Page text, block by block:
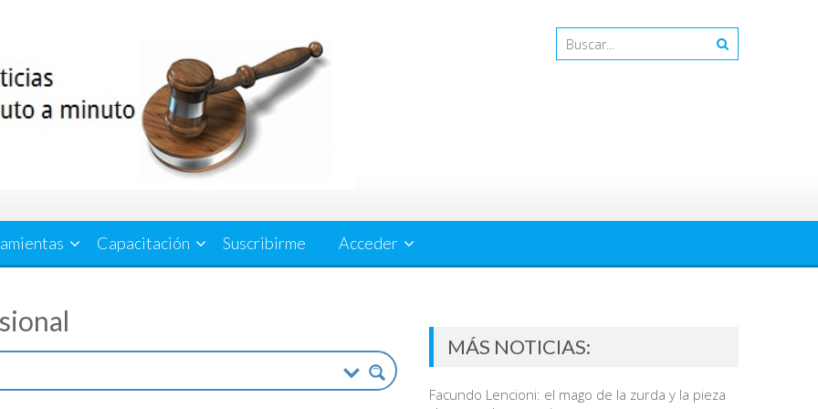
Capacitación Suscribirme Acceder
MÁS NOTICIAS:
Facundo Lencioni: el mago de la zurda y la pieza